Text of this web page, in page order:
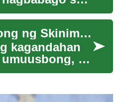
natin
Sa gitna ng
Ang Pag-usbong ng Skinimalism sa Industriya ng Kagandahan
kagandahan
at
pagbabago,
ang